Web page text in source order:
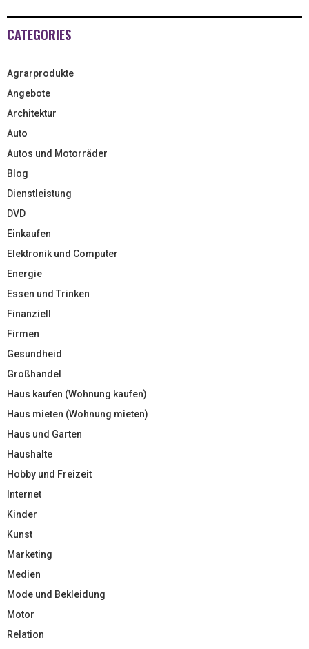
CATEGORIES
Agrarprodukte
Angebote
Architektur
Auto
Autos und Motorräder
Blog
Dienstleistung
DVD
Einkaufen
Elektronik und Computer
Energie
Essen und Trinken
Finanziell
Firmen
Gesundheid
Großhandel
Haus kaufen (Wohnung kaufen)
Haus mieten (Wohnung mieten)
Haus und Garten
Haushalte
Hobby und Freizeit
Internet
Kinder
Kunst
Marketing
Medien
Mode und Bekleidung
Motor
Relation